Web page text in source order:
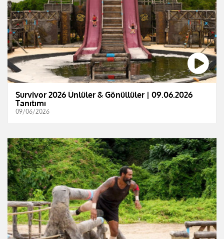
Survivor 2026 Ünlüler & Gönüllüler | 09.06.2026
Tanıtımı
09/06/2026